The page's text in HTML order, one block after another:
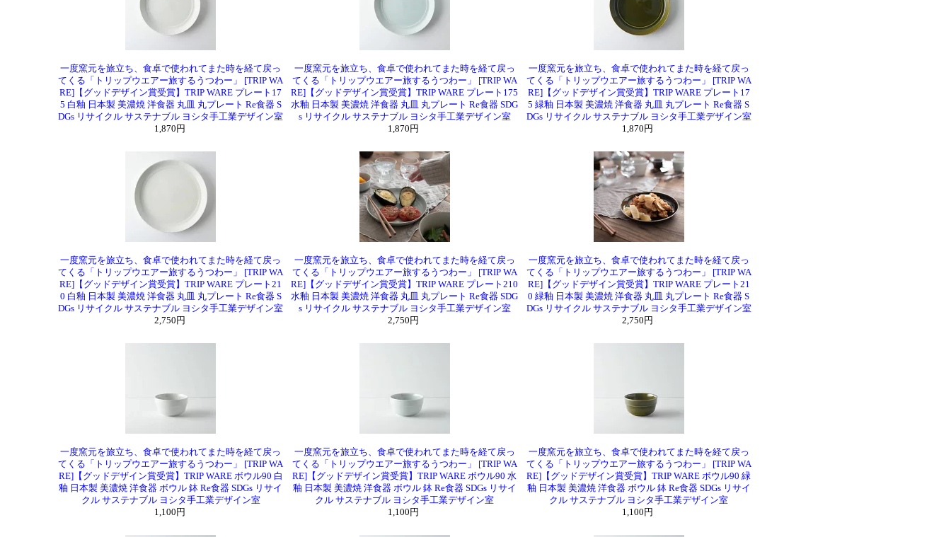
一度窯元を旅立ち、食卓で使われてまた時を経て戻っ
てくる「トリップウエアー旅するうつわー」 [TRIP WA
RE]【グッドデザイン賞受賞】TRIP WARE プレート17
5 白釉 日本製 美濃焼 洋食器 丸皿 丸プレート Re食器 S
DGs リサイクル サステナブル ヨシタ手工業デザイン室
1,870円
一度窯元を旅立ち、食卓で使われてまた時を経て戻っ
てくる「トリップウエアー旅するうつわー」 [TRIP WA
RE]【グッドデザイン賞受賞】TRIP WARE プレート175
水釉 日本製 美濃焼 洋食器 丸皿 丸プレート Re食器 SDG
s リサイクル サステナブル ヨシタ手工業デザイン室
1,870円
一度窯元を旅立ち、食卓で使われてまた時を経て戻っ
てくる「トリップウエアー旅するうつわー」 [TRIP WA
RE]【グッドデザイン賞受賞】TRIP WARE プレート17
5 緑釉 日本製 美濃焼 洋食器 丸皿 丸プレート Re食器 S
DGs リサイクル サステナブル ヨシタ手工業デザイン室
1,870円
一度窯元を旅立ち、食卓で使われてまた時を経て戻っ
てくる「トリップウエアー旅するうつわー」 [TRIP WA
RE]【グッドデザイン賞受賞】TRIP WARE プレート21
0 白釉 日本製 美濃焼 洋食器 丸皿 丸プレート Re食器 S
DGs リサイクル サステナブル ヨシタ手工業デザイン室
2,750円
一度窯元を旅立ち、食卓で使われてまた時を経て戻っ
てくる「トリップウエアー旅するうつわー」 [TRIP WA
RE]【グッドデザイン賞受賞】TRIP WARE プレート210
水釉 日本製 美濃焼 洋食器 丸皿 丸プレート Re食器 SDG
s リサイクル サステナブル ヨシタ手工業デザイン室
2,750円
一度窯元を旅立ち、食卓で使われてまた時を経て戻っ
てくる「トリップウエアー旅するうつわー」 [TRIP WA
RE]【グッドデザイン賞受賞】TRIP WARE プレート21
0 緑釉 日本製 美濃焼 洋食器 丸皿 丸プレート Re食器 S
DGs リサイクル サステナブル ヨシタ手工業デザイン室
2,750円
一度窯元を旅立ち、食卓で使われてまた時を経て戻っ
てくる「トリップウエアー旅するうつわー」 [TRIP WA
RE]【グッドデザイン賞受賞】TRIP WARE ボウル90 白
釉 日本製 美濃焼 洋食器 ボウル 鉢 Re食器 SDGs リサイ
クル サステナブル ヨシタ手工業デザイン室
1,100円
一度窯元を旅立ち、食卓で使われてまた時を経て戻っ
てくる「トリップウエアー旅するうつわー」 [TRIP WA
RE]【グッドデザイン賞受賞】TRIP WARE ボウル90 水
釉 日本製 美濃焼 洋食器 ボウル 鉢 Re食器 SDGs リサイ
クル サステナブル ヨシタ手工業デザイン室
1,100円
一度窯元を旅立ち、食卓で使われてまた時を経て戻っ
てくる「トリップウエアー旅するうつわー」 [TRIP WA
RE]【グッドデザイン賞受賞】TRIP WARE ボウル90 緑
釉 日本製 美濃焼 洋食器 ボウル 鉢 Re食器 SDGs リサイ
クル サステナブル ヨシタ手工業デザイン室
1,100円